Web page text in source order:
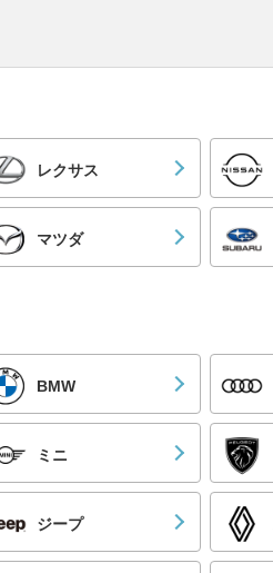
レクサス
マツダ
BMW
ミニ
ジープ